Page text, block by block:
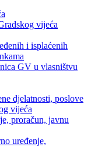
vijeća
i isplaćenih
GV u vlasništvu
djelatnosti, poslove
vijeća
proračun, javnu
uređenje,